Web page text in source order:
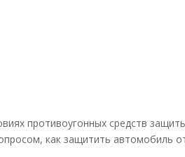
противоугонных средств
как защитить автомобиль